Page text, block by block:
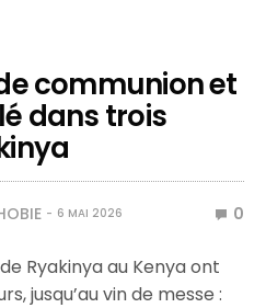
communion et
dans trois
6 MAI 2026 0
Ryakinya au Kenya ont
jusqu’au vin de messe :